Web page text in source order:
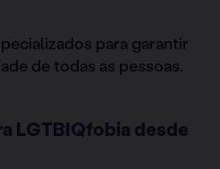
para garantir
de todas as pessoas.
LGTBIQfobia desde